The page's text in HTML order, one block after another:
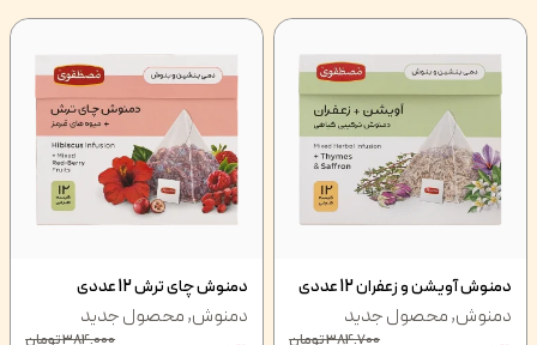
دمنوش آویشن و زعفران 12 عددی
دمنوش,محصول جدید
دمنوش چای ترش 12 عددی
دمنوش,محصول جدید